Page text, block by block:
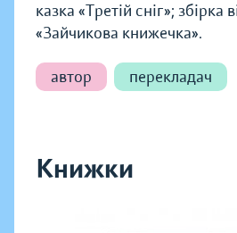
казка «Третій сніг»; збірка
«Зайчикова книжечка».
автор перекладач
Книжки